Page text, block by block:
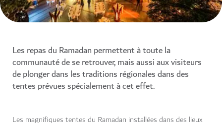
Les repas du Ramadan permettent à toute la
communauté de se retrouver, mais aussi aux visiteurs
de plonger dans les traditions régionales dans des
tentes prévues spécialement à cet effet.
Les magnifiques tentes du Ramadan installées dans des lieux